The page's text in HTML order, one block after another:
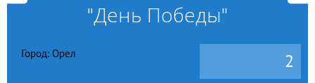
"День Победы"
Город: Орел 2